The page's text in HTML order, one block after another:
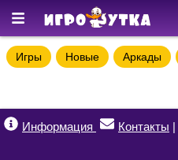
Игры Новые Аркады
Информация Контакты |